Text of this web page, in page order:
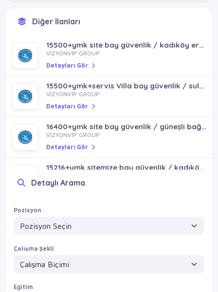
Diğer İlanları
15500+ymk site bay güvenlik / kadıköy erenköy göztepe bostancı
VİZYONVİP GROUP
Detayları Gör
15500+ymk+servis Villa bay güvenlik / sultanbeyli pendik tuzla
VİZYONVİP GROUP
Detayları Gör
16400+ymk site bay güvenlik / güneşli bağcılar bağlar mh
VİZYONVİP GROUP
Detayları Gör
15216+ymk sitemize bay güvenlik / kadıköy sancaktepe çekmeköy ümraniye ataşehir batıataşehir
Detayları Gör
Detayları Gör
Detaylı Arama
Pozisyon
Çalışma Şekli
Eğitim